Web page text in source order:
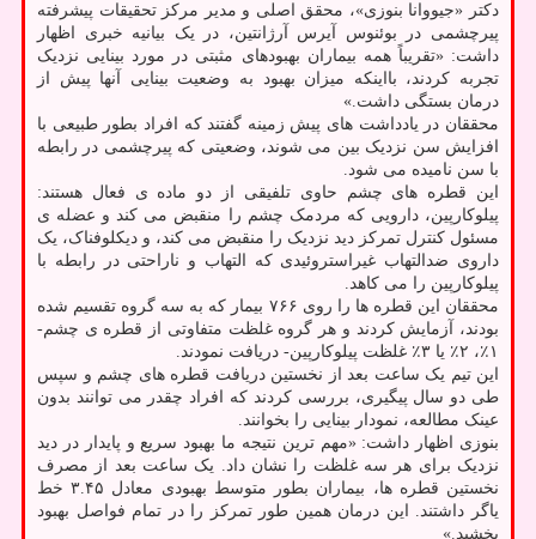
دکتر «جیووانا بنوزی»، محقق اصلی و مدیر مرکز تحقیقات پیشرفته
پیرچشمی در بوئنوس آیرس آرژانتین، در یک بیانیه خبری اظهار
داشت: «تقریباً همه بیماران بهبودهای مثبتی در مورد بینایی نزدیک
تجربه کردند، بااینکه میزان بهبود به وضعیت بینایی آنها پیش از
درمان بستگی داشت.»
محققان در یادداشت های پیش زمینه گفتند که افراد بطور طبیعی با
افزایش سن نزدیک بین می شوند، وضعیتی که پیرچشمی در رابطه
با سن نامیده می شود.
این قطره های چشم حاوی تلفیقی از دو ماده ی فعال هستند:
پیلوکارپین، دارویی که مردمک چشم را منقبض می کند و عضله ی
مسئول کنترل تمرکز دید نزدیک را منقبض می کند، و دیکلوفناک، یک
داروی ضدالتهاب غیراستروئیدی که التهاب و ناراحتی در رابطه با
پیلوکارپین را می کاهد.
محققان این قطره ها را روی ۷۶۶ بیمار که به سه گروه تقسیم شده
بودند، آزمایش کردند و هر گروه غلظت متفاوتی از قطره ی چشم-
۱٪، ۲٪ یا ۳٪ غلظت پیلوکارپین- دریافت نمودند.
این تیم یک ساعت بعد از نخستین دریافت قطره های چشم و سپس
طی دو سال پیگیری، بررسی کردند که افراد چقدر می توانند بدون
عینک مطالعه، نمودار بینایی را بخوانند.
بنوزی اظهار داشت: «مهم ترین نتیجه ما بهبود سریع و پایدار در دید
نزدیک برای هر سه غلظت را نشان داد. یک ساعت بعد از مصرف
نخستین قطره ها، بیماران بطور متوسط بهبودی معادل ۳.۴۵ خط
یاگر داشتند. این درمان همین طور تمرکز را در تمام فواصل بهبود
بخشید.»